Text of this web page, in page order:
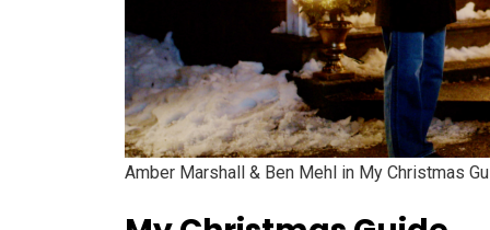
Amber Marshall & Ben Mehl in My Christmas